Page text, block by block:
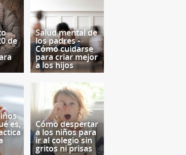
de
Salud mental de
los padres -
Cómo cuidarse
para criar mejor
a los hijos
es, Cómo despertar
a los niños para
ir al colegio sin
gritos ni prisas